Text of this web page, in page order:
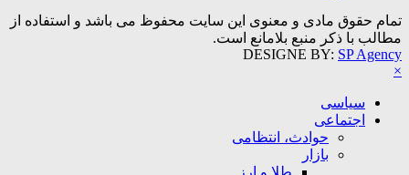
تمام حقوق مادی و معنوی این سایت محفوظ می باشد و استفاده از
مطالب با ذکر منبع بلامانع است.
DESIGNE BY: SP Agency
×
سیاسی
اجتماعی
حوادث، انتظامی
بازار
طلا و ارز